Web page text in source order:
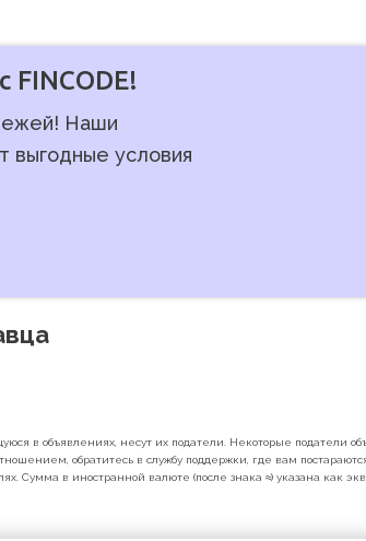
FINCODE!
Наши
выгодные условия
в объявлениях, несут их податели. Некоторые податели
обратитесь в службу поддержки, где вам
Сумма в иностранной валюте (после знака ≈) указана